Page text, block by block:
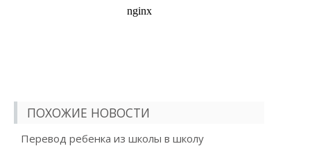
ПОХОЖИЕ НОВОСТИ
Перевод ребенка из школы в школу